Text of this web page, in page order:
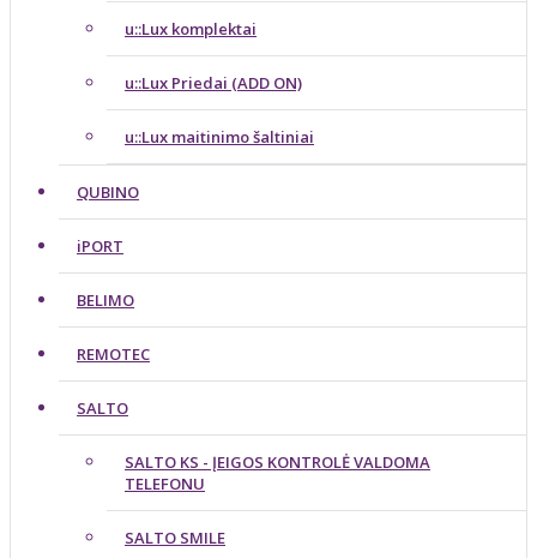
u::Lux komplektai
u::Lux Priedai (ADD ON)
u::Lux maitinimo šaltiniai
QUBINO
iPORT
BELIMO
REMOTEC
SALTO
SALTO KS - ĮEIGOS KONTROLĖ VALDOMA
TELEFONU
SALTO SMILE